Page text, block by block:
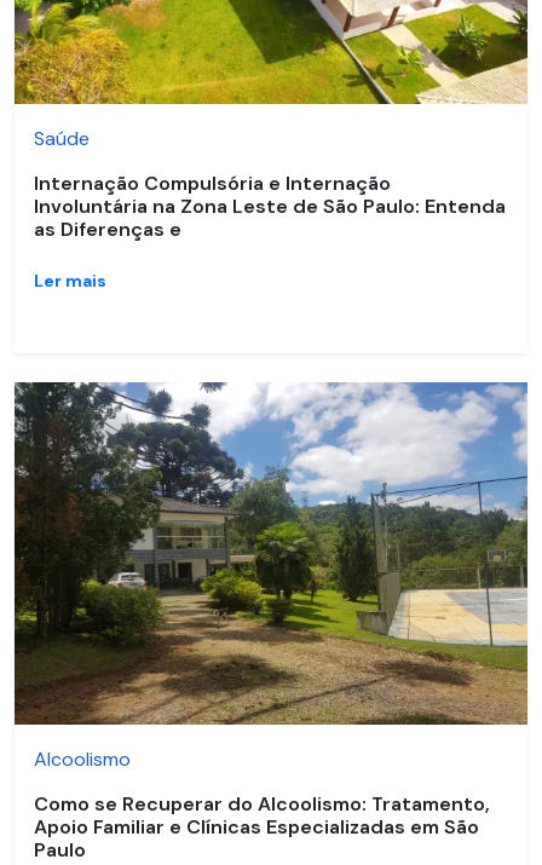
Saúde
Internação Compulsória e Internação
Involuntária na Zona Leste de São Paulo: Entenda
as Diferenças e
Ler mais
Alcoolismo
Como se Recuperar do Alcoolismo: Tratamento,
Apoio Familiar e Clínicas Especializadas em São
Paulo